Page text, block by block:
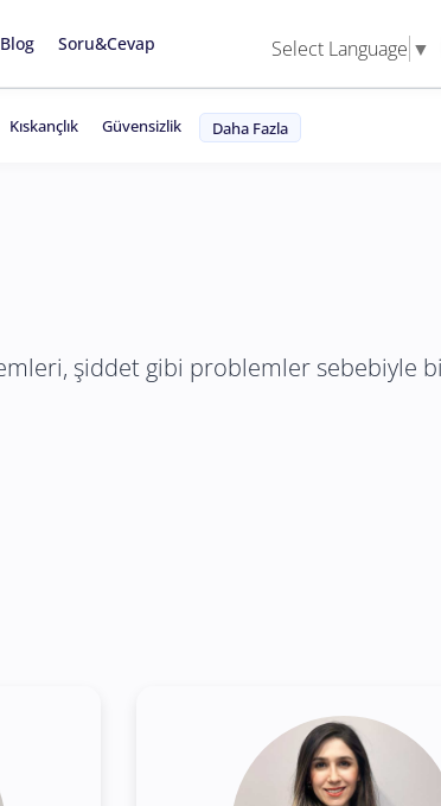
Blog Soru&Cevap Select Language ▼
Kıskançlık Güvensizlik Daha Fazla
şiddet gibi problemler sebebiyle